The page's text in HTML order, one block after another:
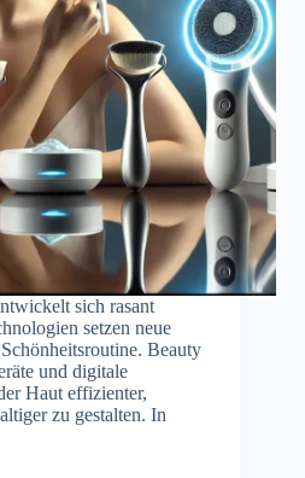
sich rasant
setzen neue
Beauty
und digitale
Haut effizienter,
zu gestalten. In